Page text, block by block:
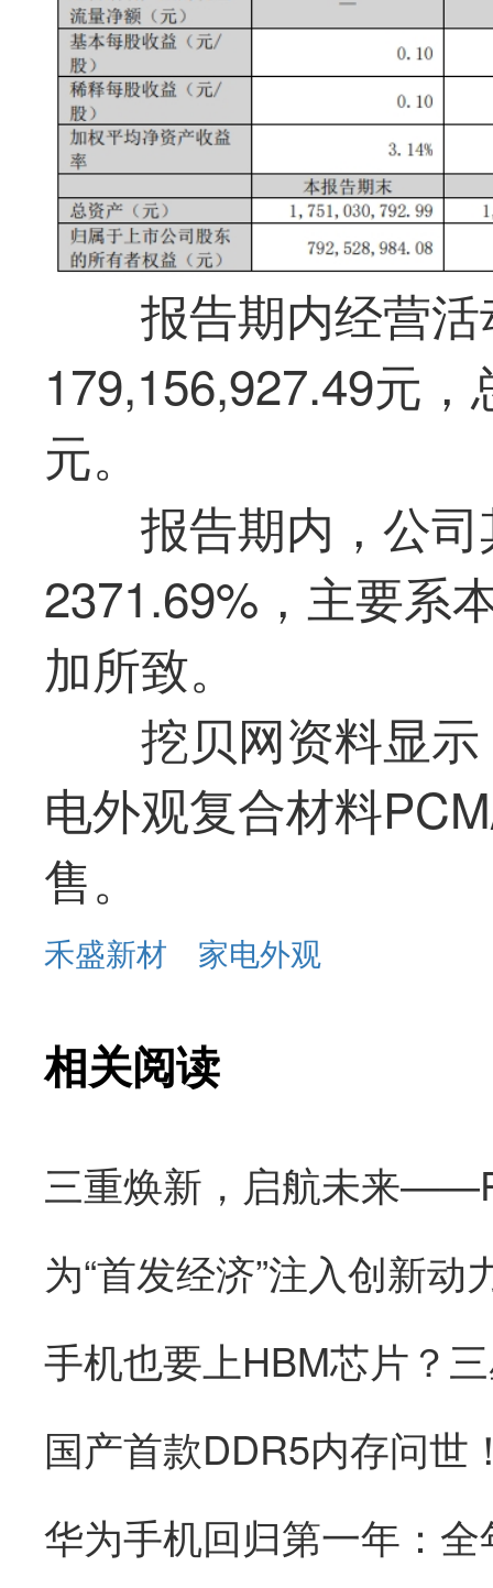
报告期内经营
179,156,927.49元
元。
报告期内， 公司
2371.69%，主要系
加所致。
挖贝网资料显
电外观复合材料
售。
禾盛新材 家电外观
相关阅读